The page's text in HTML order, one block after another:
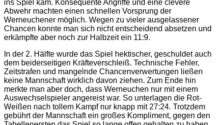
ins Spiel kam. Konsequente Angriffe und eine clevere
Abwehr machten einen schnellen Vorsprung der
Werneuchener möglich. Wegen zu vieler ausgelassener
Chancen konnte man sich nicht entscheidend absetzen und
erkämpfte aber noch zur Halbzeit ein 11:9.
In der 2. Hälfte wurde das Spiel hektischer, geschuldet auch
dem beiderseitigen Kräfteverschleiß. Technische Fehler,
Zeitstrafen und mangelnde Chancenverwertungen ließen
keine Mannschaft wirklich davon ziehen. Zum Ende hin
merkte man aber doch, dass Werneuchen nur mit einem
Auswechselspieler angereist war. So unterlagen die Rot-
Weißen nach tollem Kampf nur knapp mit 27:24. Trotzdem
gebührt der Mannschaft ein großes Kompliment, gegen den